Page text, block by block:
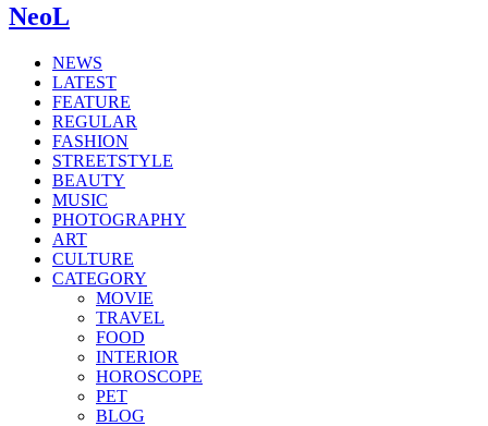
NeoL
NEWS
LATEST
FEATURE
REGULAR
FASHION
STREETSTYLE
BEAUTY
MUSIC
PHOTOGRAPHY
ART
CULTURE
CATEGORY
MOVIE
TRAVEL
FOOD
INTERIOR
HOROSCOPE
PET
BLOG